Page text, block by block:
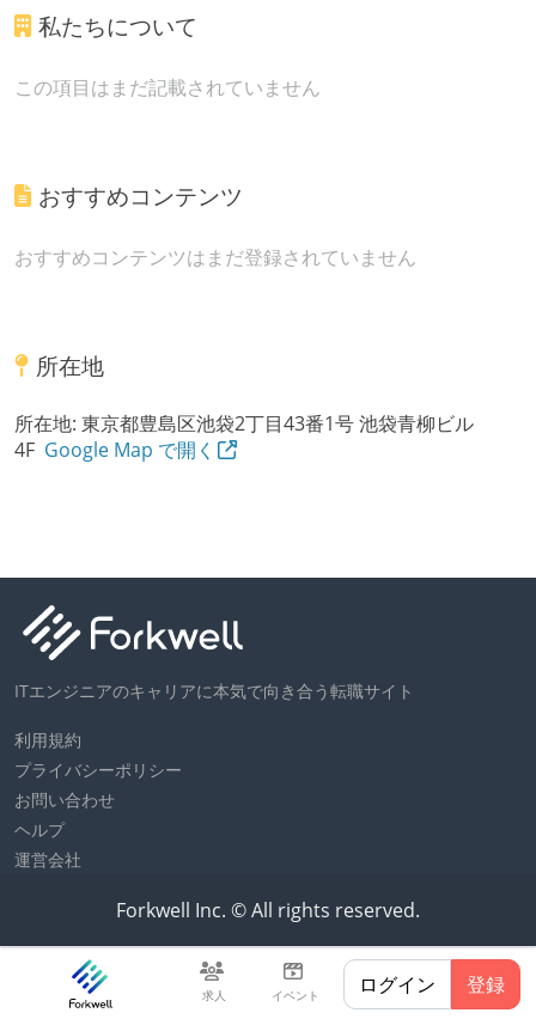
求人 イベント ログイン 登録
私たちについて
この項目はまだ記載されていません
おすすめコンテンツ
おすすめコンテンツはまだ登録されていません
所在地
所在地: 東京都豊島区池袋2丁目43番1号 池袋青柳ビル
4F Google Map で開く
ITエンジニアのキャリアに本気で向き合う転職サイト
利用規約
プライバシーポリシー
お問い合わせ
ヘルプ
運営会社
Forkwell Inc. © All rights reserved.